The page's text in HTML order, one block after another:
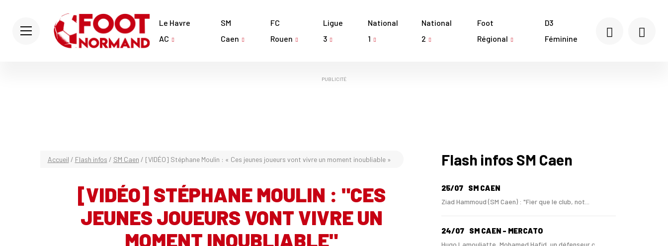
Le Havre
AC
SM
Caen
FC
Rouen
Ligue
3
National
1
National
2
Foot
Régional
D3
Féminine
PUBLICITÉ
Accueil / Flash infos / SM Caen / [VIDÉO] Stéphane Moulin : « Ces jeunes joueurs vont vivre un moment inoubliable »
[VIDÉO] STÉPHANE MOULIN : "CES
JEUNES JOUEURS VONT VIVRE UN
MOMENT INOUBLIABLE"
Flash infos SM Caen
25/07 SM CAEN
Ziad Hammoud (SM Caen) : "Fier que le club, not...
24/07 SM CAEN - MERCATO
Hugo Lamouliatte, Mohamed Hafid, un défenseur c...